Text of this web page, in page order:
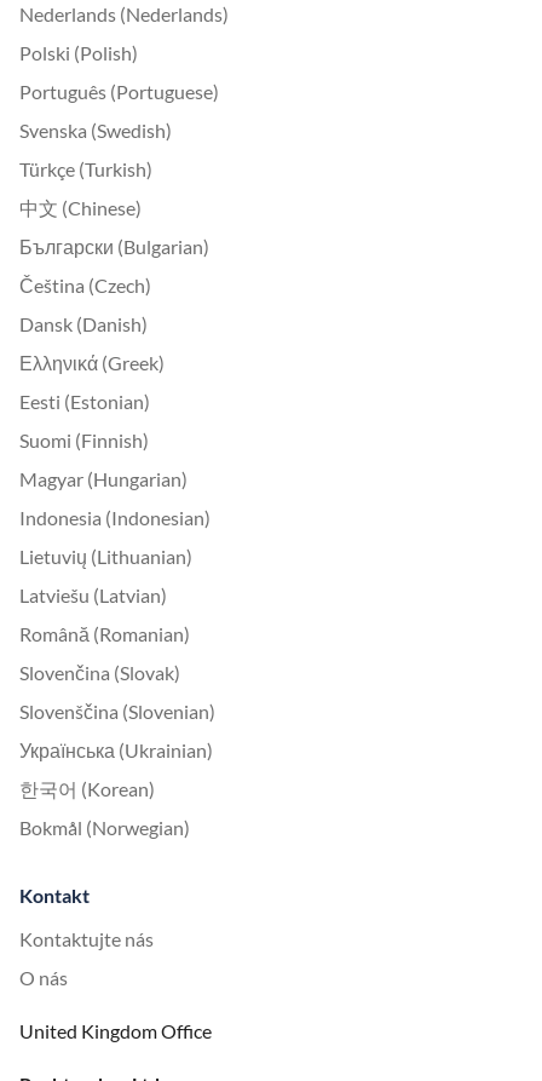
Nederlands (Nederlands)
Polski (Polish)
Português (Portuguese)
Svenska (Swedish)
Türkçe (Turkish)
中文 (Chinese)
Български (Bulgarian)
Čeština (Czech)
Dansk (Danish)
Ελληνικά (Greek)
Eesti (Estonian)
Suomi (Finnish)
Magyar (Hungarian)
Indonesia (Indonesian)
Lietuvių (Lithuanian)
Latviešu (Latvian)
Română (Romanian)
Slovenčina (Slovak)
Slovenščina (Slovenian)
Українська (Ukrainian)
한국어 (Korean)
Bokmål (Norwegian)
Kontakt
Kontaktujte nás
O nás
United Kingdom Office